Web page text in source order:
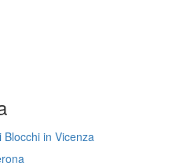
Blocchi in Vicenza